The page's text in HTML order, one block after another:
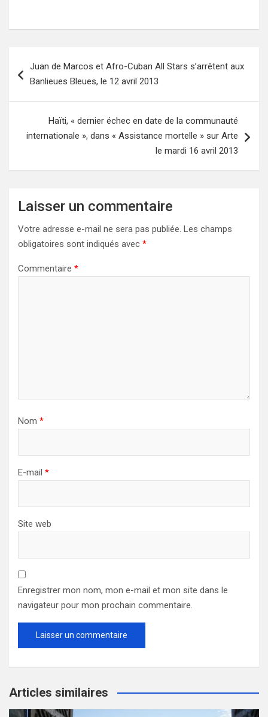
de
Juan de Marcos et Afro-Cuban All Stars s’arrêtent aux
Banlieues Bleues, le 12 avril 2013
Haïti, « dernier échec en date de la communauté
internationale », dans « Assistance mortelle » sur Arte
le mardi 16 avril 2013
Laisser un commentaire
Votre adresse e-mail ne sera pas publiée. Les champs
obligatoires sont indiqués avec *
Commentaire *
Nom *
E-mail *
Site web
Enregistrer mon nom, mon e-mail et mon site dans le
navigateur pour mon prochain commentaire.
Articles similaires